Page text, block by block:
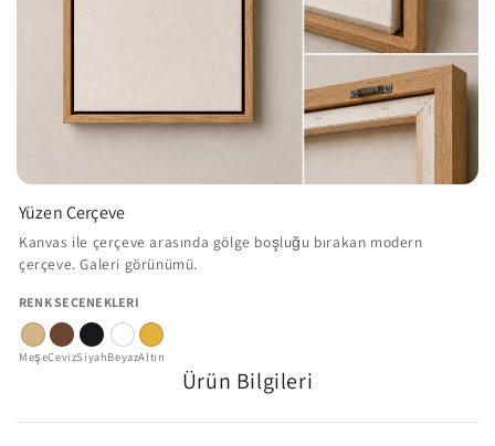
Yüzen Çerçeve
Kanvas ile çerçeve arasında gölge boşluğu bırakan modern
çerçeve. Galeri görünümü.
RENK SEÇENEKLERI
MeşeCevizSiyahBeyazAltın
Ürün Bilgileri